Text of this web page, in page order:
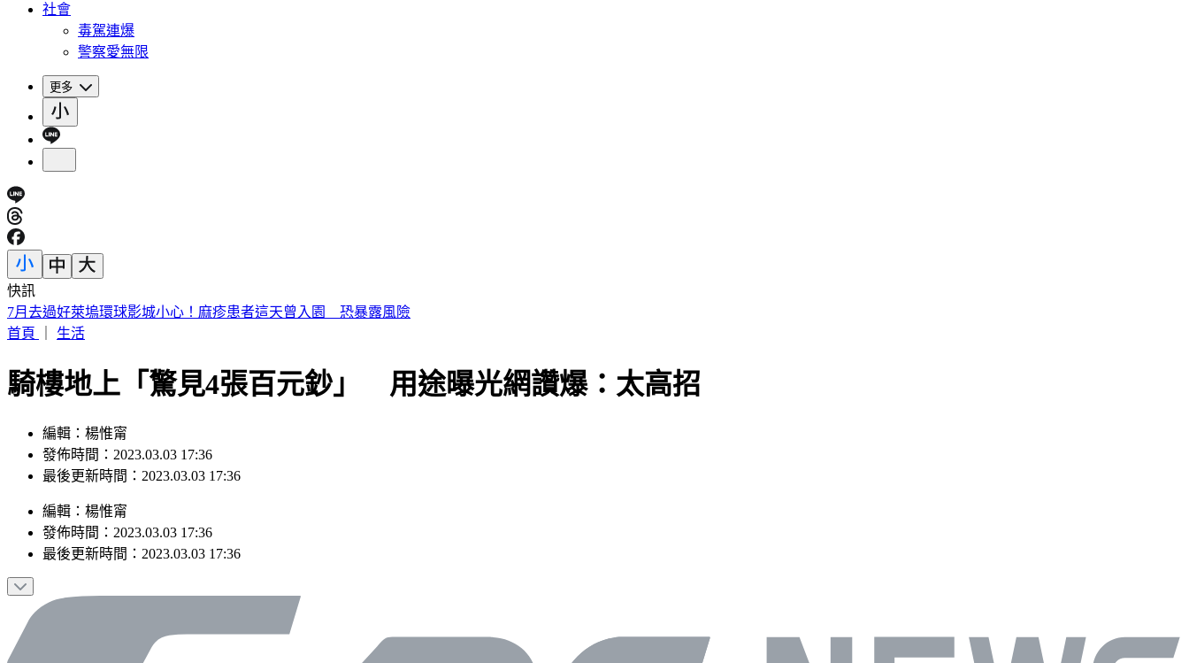
社會
毒駕連爆
警察愛無限
更多
快訊
7月去過好萊塢環球影城小心！麻疹患者這天曾入園 恐暴露風險
首頁
生活
騎樓地上「驚見4張百元鈔」 用途曝光網讚爆：太高招
編輯：楊惟甯
發佈時間：2023.03.03 17:36
最後更新時間：2023.03.03 17:36
編輯 ： 楊惟甯
發佈時間： 2023.03.03 17:36
最後更新時間： 2023.03.03 17:36